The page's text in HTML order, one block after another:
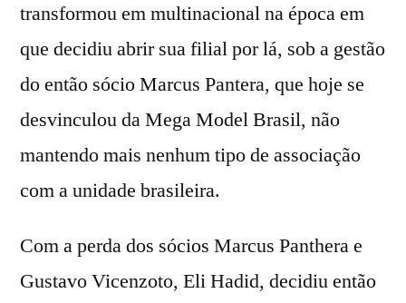
transformou em multinacional na época em
que decidiu abrir sua filial por lá, sob a gestão
do então sócio Marcus Pantera, que hoje se
desvinculou da Mega Model Brasil, não
mantendo mais nenhum tipo de associação
com a unidade brasileira.
Com a perda dos sócios Marcus Panthera e
Gustavo Vicenzoto, Eli Hadid, decidiu então